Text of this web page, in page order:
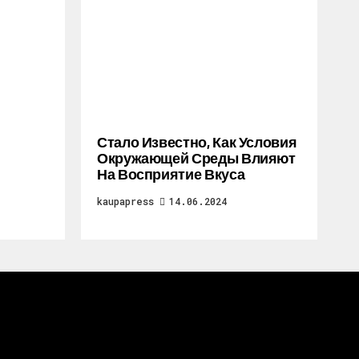
Стало Известно, Как Условия
Окружающей Среды Влияют
На Восприятие Вкуса
kaupapress 14.06.2024